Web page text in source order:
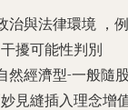
治與法律環境 ，
擾可能性判別
然經濟型-一般隨
見縫插入理念增